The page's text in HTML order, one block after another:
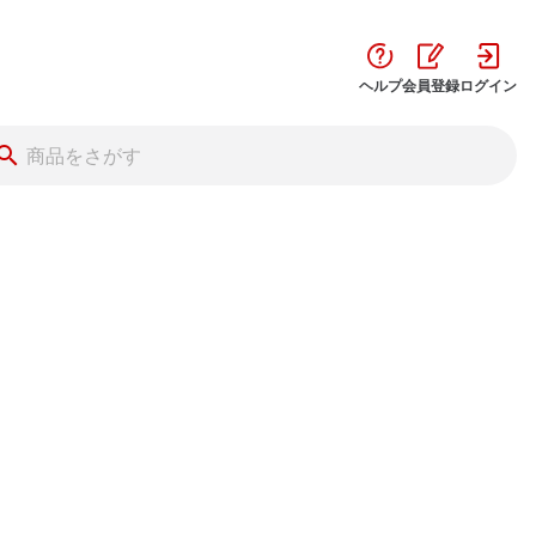
ヘルプ会員登録ログイン